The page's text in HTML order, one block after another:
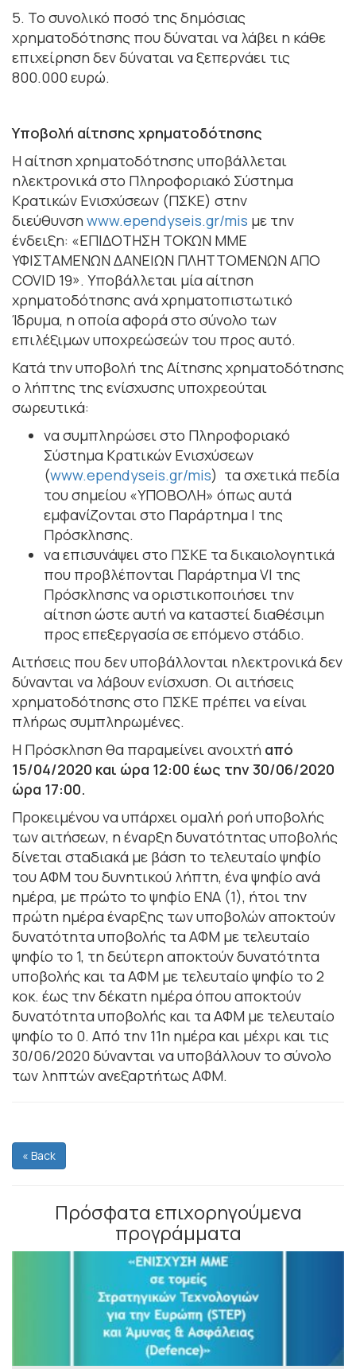
5. Το συνολικό ποσό της δημόσιας
χρηματοδότησης που δύναται να λάβει η κάθε
επιχείρηση δεν δύναται να ξεπερνάει τις
800.000 ευρώ.
Υποβολή αίτησης χρηματοδότησης
Η αίτηση χρηματοδότησης υποβάλλεται
ηλεκτρονικά στο Πληροφοριακό Σύστημα
Κρατικών Ενισχύσεων (ΠΣΚΕ) στην
διεύθυνση www.ependyseis.gr/mis με την
ένδειξη: «ΕΠΙΔΟΤΗΣΗ ΤΟΚΩΝ ΜΜΕ
ΥΦΙΣΤΑΜΕΝΩΝ ΔΑΝΕΙΩΝ ΠΛΗΤΤΟΜΕΝΩΝ ΑΠΟ
COVID 19». Υποβάλλεται μία αίτηση
χρηματοδότησης ανά χρηματοπιστωτικό
Ίδρυμα, η οποία αφορά στο σύνολο των
επιλέξιμων υποχρεώσεών του προς αυτό.
Κατά την υποβολή της Αίτησης χρηματοδότησης
ο λήπτης της ενίσχυσης υποχρεούται
σωρευτικά:
να συμπληρώσει στο Πληροφοριακό
Σύστημα Κρατικών Ενισχύσεων
(www.ependyseis.gr/mis) τα σχετικά πεδία
του σημείου «ΥΠΟΒΟΛΗ» όπως αυτά
εμφανίζονται στο Παράρτημα Ι της
Πρόσκλησης.
να επισυνάψει στο ΠΣΚΕ τα δικαιολογητικά
που προβλέπονται Παράρτημα VI της
Πρόσκλησης να οριστικοποιήσει την
αίτηση ώστε αυτή να καταστεί διαθέσιμη
προς επεξεργασία σε επόμενο στάδιο.
Αιτήσεις που δεν υποβάλλονται ηλεκτρονικά δεν
δύνανται να λάβουν ενίσχυση. Οι αιτήσεις
χρηματοδότησης στο ΠΣΚΕ πρέπει να είναι
πλήρως συμπληρωμένες.
Η Πρόσκληση θα παραμείνει ανοιχτή από
15/04/2020 και ώρα 12:00 έως την 30/06/2020
ώρα 17:00.
Προκειμένου να υπάρχει ομαλή ροή υποβολής
των αιτήσεων, η έναρξη δυνατότητας υποβολής
δίνεται σταδιακά με βάση το τελευταίο ψηφίο
του ΑΦΜ του δυνητικού λήπτη, ένα ψηφίο ανά
ημέρα, με πρώτο το ψηφίο ENA (1), ήτοι την
πρώτη ημέρα έναρξης των υποβολών αποκτούν
δυνατότητα υποβολής τα ΑΦΜ με τελευταίο
ψηφίο το 1, τη δεύτερη αποκτούν δυνατότητα
υποβολής και τα ΑΦΜ με τελευταίο ψηφίο το 2
κοκ. έως την δέκατη ημέρα όπου αποκτούν
δυνατότητα υποβολής και τα ΑΦΜ με τελευταίο
ψηφίο το 0. Από την 11η ημέρα και μέχρι και τις
30/06/2020 δύνανται να υποβάλλουν το σύνολο
των ληπτών ανεξαρτήτως ΑΦΜ.
« Back
Πρόσφατα επιχορηγούμενα
προγράμματα